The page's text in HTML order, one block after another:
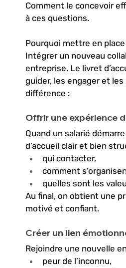
Comment le concevoir
à ces questions.
Pourquoi mettre en place
Intégrer un nouveau
entreprise. Le livret
guider, les engager et
différence :
Offrir une expérience
Quand un salarié
d’accueil clair et bien
qui contacter,
comment
quelles sont les
Au final, on obtient une
motivé et confiant.
Créer un lien
Rejoindre une nouvelle
peur de l’inconnu,